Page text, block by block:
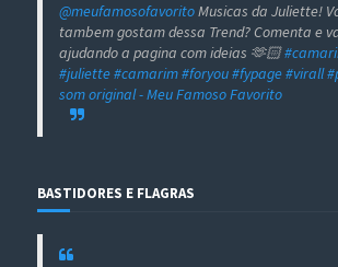
@meufamosofavoritoMusicas da Juliette!
tambem gostam dessa Trend? Comenta e
ajudando a pagina com ideias 🫶🏻
#juliette#camarim#foryou#fypage#virall
som original - Meu Famoso Favorito
BASTIDORES E FLAGRAS